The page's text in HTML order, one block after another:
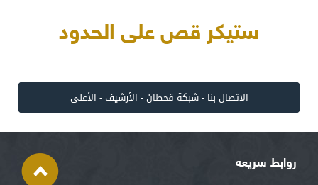
ستيكر قص على الحدود
الاتصال بنا -شبكة قحطان- الأرشيف- الأعلى
روابط سريعه